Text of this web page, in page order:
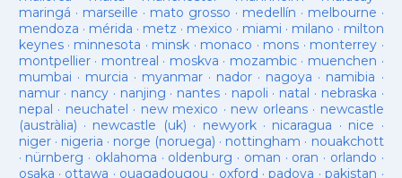
maringá · marseille · mato grosso · medellín · melbourne ·
mendoza · mérida · metz · mexico · miami · milano · milton
keynes· minnesota · minsk · monaco · mons · monterrey ·
montpellier· montreal · moskva · mozambic· muenchen ·
mumbai · murcia · myanmar· nador · nagoya · namibia ·
namur· nancy · nanjing · nantes · napoli · natal · nebraska ·
nepal · neuchatel · new mexico · new orleans· newcastle
(austràlia) · newcastle (uk) · newyork· nicaragua · nice ·
niger· nigeria · norge (noruega) · nottingham · nouakchott
· nürnberg · oklahoma · oldenburg · oman · oran · orlando ·
osaka · ottawa · ouagadougou · oxford ·padova ·pakistan ·